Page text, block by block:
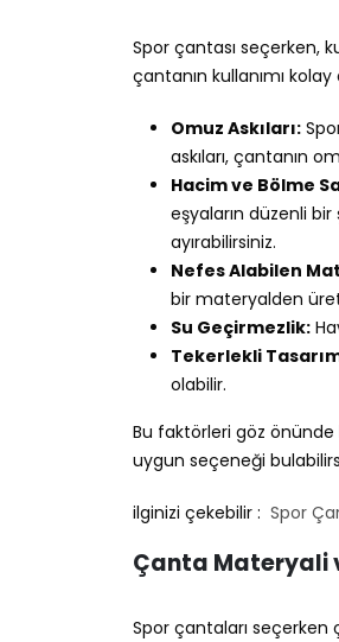
Spor çantası seçerken,
çantanın kullanımı
Omuz Askıları:
askıları, çantanın
Hacim ve Bölme
eşyaların düzenli bir
ayırabilirsiniz.
Nefes Alabilen
bir materyalden
Su Geçirmezlik:
Tekerlekli
olabilir.
Bu faktörleri göz önünde
uygun seçeneği
ilginizi çekebilir : Spor
Çanta Materyali
Spor çantaları seçerken